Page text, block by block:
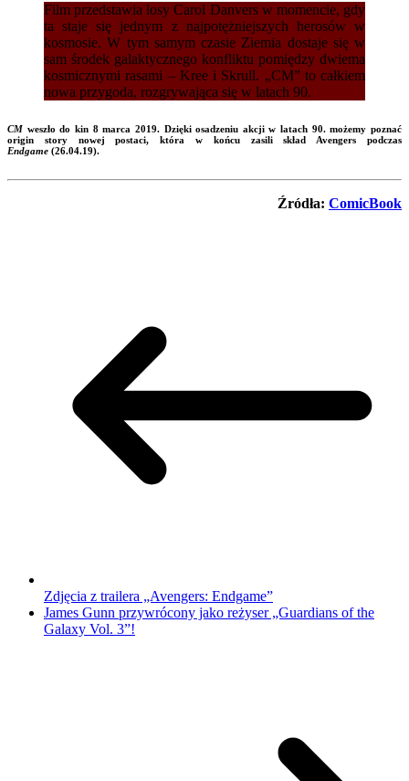
Film przedstawia losy Carol Danvers w momencie, gdy
ta staje się jednym z najpotężniejszych herosów w
kosmosie. W tym samym czasie Ziemia dostaje się w
sam środek galaktycznego konfliktu pomiędzy dwiema
kosmicznymi rasami – Kree i Skrull. „CM” to całkiem
nowa przygoda, rozgrywająca się w latach 90.
CM weszło do kin 8 marca 2019. Dzięki osadzeniu akcji w latach 90. możemy poznać
origin story nowej postaci, która w końcu zasili skład Avengers podczas
Endgame (26.04.19).
Źródła: ComicBook
Zdjęcia z trailera „Avengers: Endgame”
James Gunn przywrócony jako reżyser „Guardians of the
Galaxy Vol. 3”!